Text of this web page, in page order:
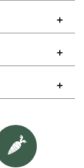
+
+
+